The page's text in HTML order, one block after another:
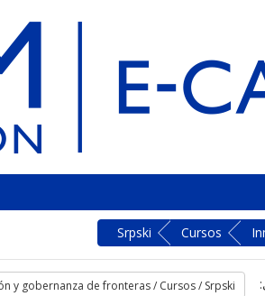
Cursos
Srpski